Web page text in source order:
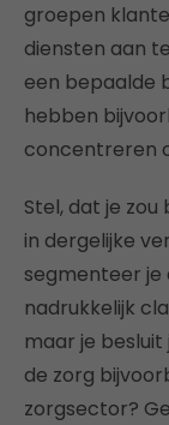
groepen
diensten aan
een bepaalde
hebben
concentreren
Stel, dat je
in dergelijke
segmenteer je
nadrukkelijk
maar je
de zorg
zorgsector?